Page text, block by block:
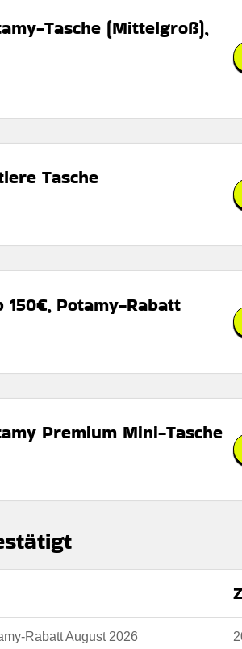
Tasche (Mittelgroß),
Tasche
Potamy-Rabatt
Premium Mini-Tasche
der Website des Händlers.
Rabatt August 2026